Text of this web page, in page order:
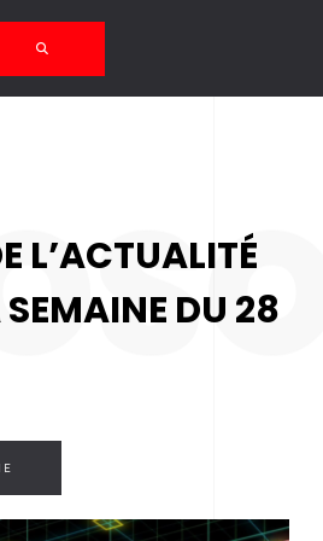
L’ACTUALITÉ
DU 28